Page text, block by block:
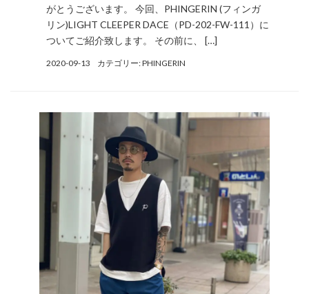
がとうございます。 今回、PHINGERIN (フィンガ
リン)LIGHT CLEEPER DACE（PD-202-FW-111）に
ついてご紹介致します。 その前に、 […]
2020-09-13 カテゴリー:PHINGERIN